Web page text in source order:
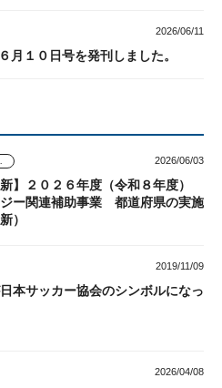
2026/06/11
月１０日号を発刊しました。
2026/06/03
新】２０２６年度（令和８年度）
ー関連補助事業 都道府県の実施
）
2019/11/09
本サッカー協会のシンボルになっ
2026/04/08